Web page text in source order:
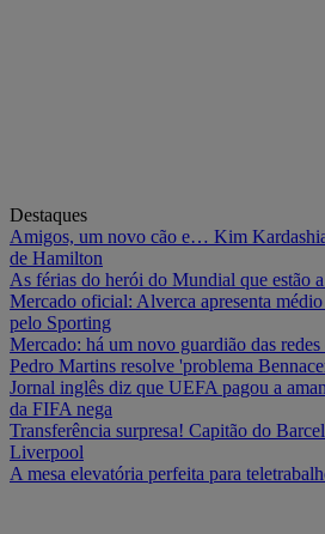
Destaques
Amigos, um novo cão e… Kim
de Hamilton
As férias do herói do Mundial que estão
Mercado oficial: Alverca apresenta
pelo Sporting
Mercado: há um novo guardião das
Pedro Martins resolve 'problema
Jornal inglês diz que UEFA pagou a
da FIFA nega
Transferência surpresa! Capitão do
Liverpool
A mesa elevatória perfeita para